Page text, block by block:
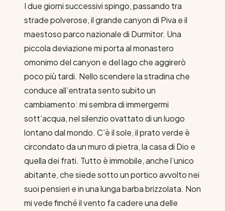
I due giorni successivi spingo, passando tra
strade polverose, il grande canyon di Piva e il
maestoso parco nazionale di Durmitor. Una
piccola deviazione mi porta al monastero
omonimo del canyon e del lago che aggirerò
poco più tardi. Nello scendere la stradina che
conduce all’entrata sento subito un
cambiamento: mi sembra di immergermi
sott’acqua, nel silenzio ovattato di un luogo
lontano dal mondo. C’è il sole, il prato verde è
circondato da un muro di pietra, la casa di Dio e
quella dei frati. Tutto è immobile, anche l’unico
abitante, che siede sotto un portico avvolto nei
suoi pensieri e in una lunga barba brizzolata. Non
mi vede finché il vento fa cadere una delle